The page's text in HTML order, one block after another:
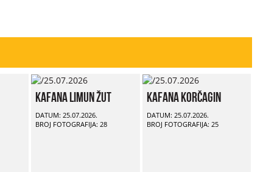
Kafana Limun Žut
DATUM: 25.07.2026.
BROJ FOTOGRAFIJA: 28
Kafana Korčagin
DATUM: 25.07.2026.
BROJ FOTOGRAFIJA: 25